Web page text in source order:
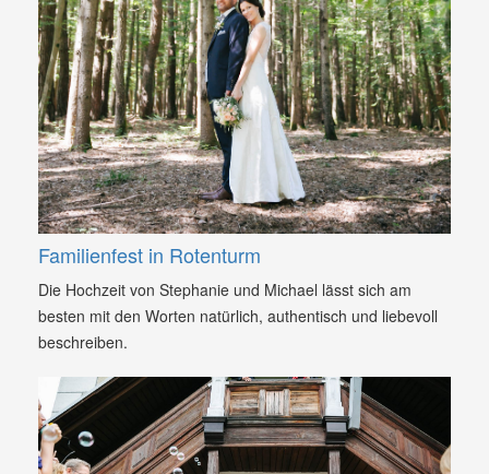
Familienfest in Rotenturm
Die Hochzeit von Stephanie und Michael lässt sich am
besten mit den Worten natürlich, authentisch und liebevoll
beschreiben.